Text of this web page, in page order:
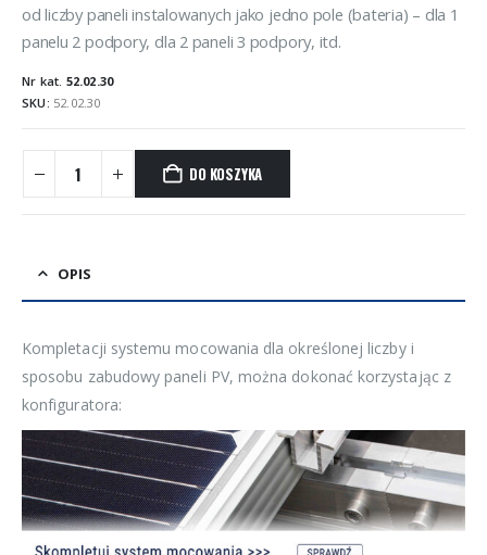
od liczby paneli instalowanych jako jedno pole (bateria) – dla 1
panelu 2 podpory, dla 2 paneli 3 podpory, itd.
Nr kat. 52.02.30
SKU: 52.02.30
DO KOSZYKA
OPIS
Kompletacji systemu mocowania dla określonej liczby i
sposobu zabudowy paneli PV, można dokonać korzystając z
konfiguratora: